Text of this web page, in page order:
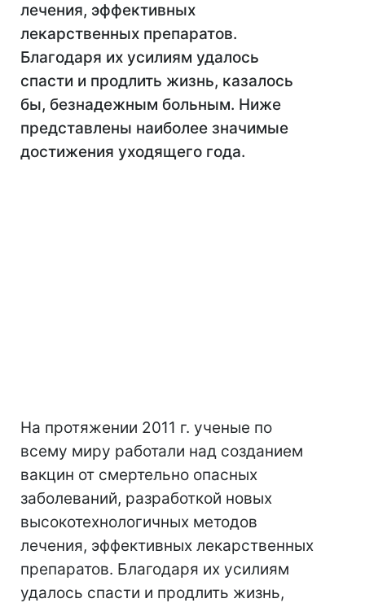
лечения, эффективных
лекарственных препаратов.
Благодаря их усилиям удалось
спасти и продлить жизнь, казалось
бы, безнадежным больным. Ниже
представлены наиболее значимые
достижения уходящего года.
На протяжении 2011 г. ученые по
всему миру работали над созданием
вакцин от смертельно опасных
заболеваний, разработкой новых
высокотехнологичных методов
лечения, эффективных лекарственных
препаратов. Благодаря их усилиям
удалось спасти и продлить жизнь,